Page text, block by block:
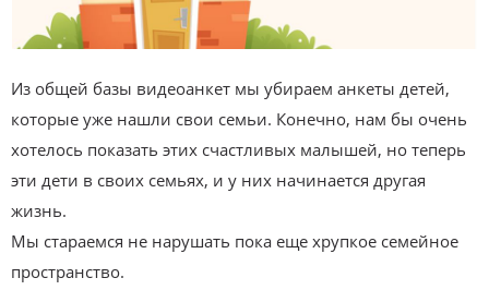
Из общей базы видеоанкет мы убираем анкеты детей,
которые уже нашли свои семьи. Конечно, нам бы очень
хотелось показать этих счастливых малышей, но теперь
эти дети в своих семьях, и у них начинается другая
жизнь.
Мы стараемся не нарушать пока еще хрупкое семейное
пространство.